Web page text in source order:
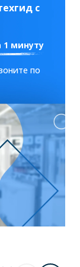
с
1 минуту
по